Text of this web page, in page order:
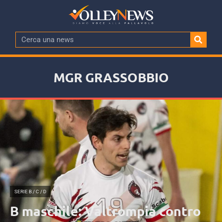
MGR GRASSOBBIO
SERIE B / C / D
B maschile: Valtrompia contro